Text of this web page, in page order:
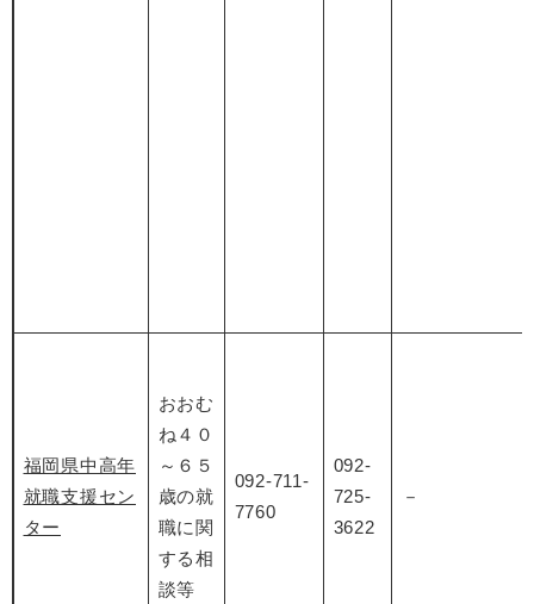
福岡県中高年
就職支援セン
ター
おおむ
ね４０
～６５
歳の就
職に関
する相
談等
092-711-
7760
092-
725-
3622
－